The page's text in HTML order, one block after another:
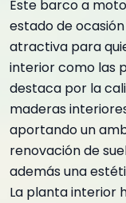
Este barco a
estado de
atractiva para
interior como las
destaca por la
maderas
aportando un
renovación de
además una
La planta interior